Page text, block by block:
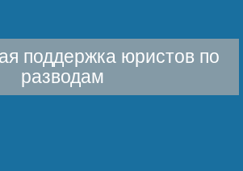
поддержка юристов по
разводам